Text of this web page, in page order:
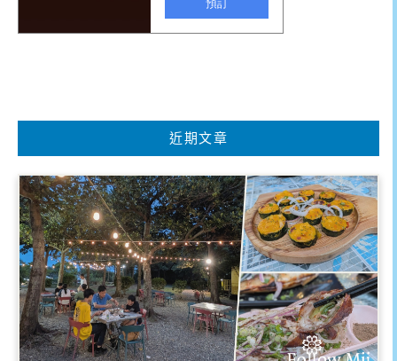
近期文章